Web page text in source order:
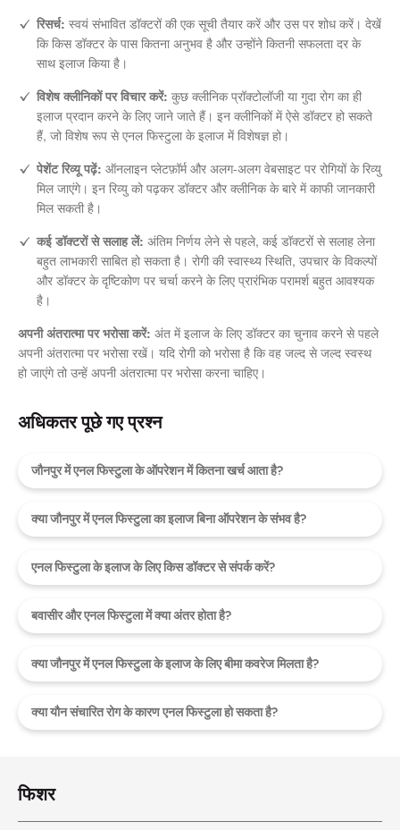
रिसर्च: स्वयं संभावित डॉक्टरों की एक सूची तैयार करें और उस पर शोध करें। देखें
कि किस डॉक्टर के पास कितना अनुभव है और उन्होंने कितनी सफलता दर के
साथ इलाज किया है।
विशेष क्लीनिकों पर विचार करें: कुछ क्लीनिक प्रॉक्टोलॉजी या गुदा रोग का ही
इलाज प्रदान करने के लिए जाने जाते हैं। इन क्लीनिकों में ऐसे डॉक्टर हो सकते
हैं, जो विशेष रूप से एनल फिस्टुला के इलाज में विशेषज्ञ हो।
पेशेंट रिव्यू पढ़ें: ऑनलाइन प्लेटफ़ॉर्म और अलग-अलग वेबसाइट पर रोगियों के रिव्यु
मिल जाएंगे। इन रिव्यु को पढ़कर डॉक्टर और क्लीनिक के बारे में काफी जानकारी
मिल सकती है।
कई डॉक्टरों से सलाह लें: अंतिम निर्णय लेने से पहले, कई डॉक्टरों से सलाह लेना
बहुत लाभकारी साबित हो सकता है। रोगी की स्वास्थ्य स्थिति, उपचार के विकल्पों
और डॉक्टर के दृष्टिकोण पर चर्चा करने के लिए प्रारंभिक परामर्श बहुत आवश्यक
है।
अपनी अंतरात्मा पर भरोसा करें: अंत में इलाज के लिए डॉक्टर का चुनाव करने से पहले
अपनी अंतरात्मा पर भरोसा रखें। यदि रोगी को भरोसा है कि वह जल्द से जल्द स्वस्थ
हो जाएंगे तो उन्हें अपनी अंतरात्मा पर भरोसा करना चाहिए।
अधिकतर पूछे गए प्रश्न
जौनपुर में एनल फिस्टुला के ऑपरेशन में कितना खर्च आता है?
क्या जौनपुर में एनल फिस्टुला का इलाज बिना ऑपरेशन के संभव है?
एनल फिस्टुला के इलाज के लिए किस डॉक्टर से संपर्क करें?
बवासीर और एनल फिस्टुला में क्या अंतर होता है?
क्या जौनपुर में एनल फिस्टुला के इलाज के लिए बीमा कवरेज मिलता है?
क्या यौन संचारित रोग के कारण एनल फिस्टुला हो सकता है?
फिशर